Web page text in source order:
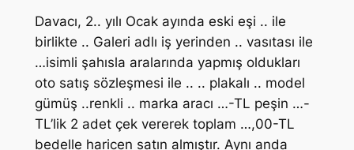
Davacı, 2.. yılı Ocak ayında eski eşi .. ile
birlikte .. Galeri adlı iş yerinden .. vasıtası ile
…isimli şahısla aralarında yapmış oldukları
oto satış sözleşmesi ile .. .. plakalı .. model
gümüş ..renkli .. marka aracı …-TL peşin …-
TL’lik 2 adet çek vererek toplam …,00-TL
bedelle haricen satın almıştır. Aynı anda